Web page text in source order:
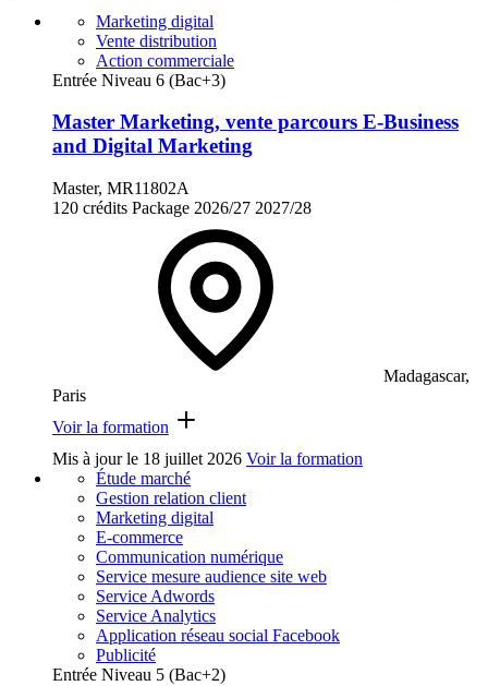
Marketing digital
Vente distribution
Action commerciale
Entrée Niveau 6 (Bac+3)
Master Marketing, vente parcours E-Business
and Digital Marketing
Master, MR11802A
120 crédits Package 2026/27 2027/28
Madagascar,
Paris
Voir la formation
Mis à jour le 18 juillet 2026 Voir la formation
Étude marché
Gestion relation client
Marketing digital
E-commerce
Communication numérique
Service mesure audience site web
Service Adwords
Service Analytics
Application réseau social Facebook
Publicité
Entrée Niveau 5 (Bac+2)